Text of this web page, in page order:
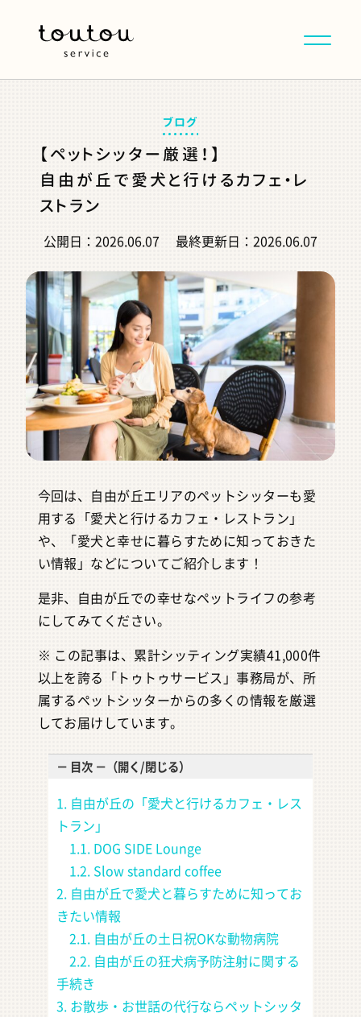
ブログ
【ペットシッター厳選！】
自由が丘で愛犬と行けるカフェ・レ
ストラン
公開日： 2026.06.07 最終更新日： 2026.06.07
今回は、自由が丘エリアのペットシッターも愛
用する「愛犬と行けるカフェ・レストラン」
や、「愛犬と幸せに暮らすために知っておきた
い情報」などについてご紹介します！
是非、自由が丘での幸せなペットライフの参考
にしてみてください。
※ この記事は、累計シッティング実績41,000件
以上を誇る「トゥトゥサービス」事務局が、所
属するペットシッターからの多くの情報を厳選
してお届けしています。
－ 目次 －（開く/閉じる）
1. 自由が丘の「愛犬と行けるカフェ・レス
トラン」
1.1. DOG SIDE Lounge
1.2. Slow standard coffee
2. 自由が丘で愛犬と暮らすために知ってお
きたい情報
2.1. 自由が丘の土日祝OKな動物病院
2.2. 自由が丘の狂犬病予防注射に関する
手続き
3. お散歩・お世話の代行ならペットシッタ